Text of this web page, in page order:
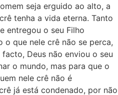
seja erguido ao alto, a
tenha a vida eterna. Tanto
entregou o seu Filho
que nele crê não se perca,
Deus não enviou o seu
o mundo, mas para que o
nele crê não é
já está condenado, por não